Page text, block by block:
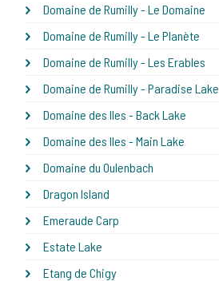
Domaine de Rumilly - Le Domaine
Domaine de Rumilly - Le Planète
Domaine de Rumilly - Les Erables
Domaine de Rumilly - Paradise Lake
Domaine des Iles - Back Lake
Domaine des Iles - Main Lake
Domaine du Oulenbach
Dragon Island
Emeraude Carp
Estate Lake
Etang de Chigy